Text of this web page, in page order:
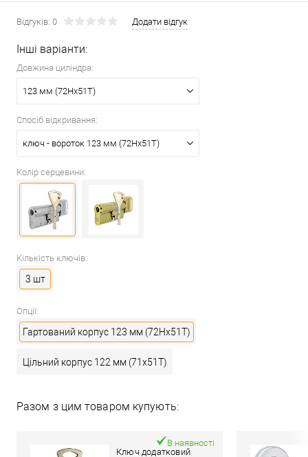
Відгуків: 0 Додати відгук
Інші варіанти:
Довжина циліндра:
123 мм (72Hx51T)
Спосіб відкривання:
ключ - вороток 123 мм (72Hx51T)
Колір серцевини:
Кількість ключів:
3 шт
Опції:
Гартований корпус 123 мм (72Hx51T)
Цільний корпус 122 мм (71x51T)
Разом з цим товаром купують:
Ключ додатковий
В наявності